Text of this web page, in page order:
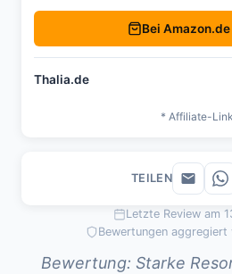
Letzte Review am
Bewertungen aggregiert
Bewertung: Starke
Bei
Thalia.de
* Affiliate-
TEILEN